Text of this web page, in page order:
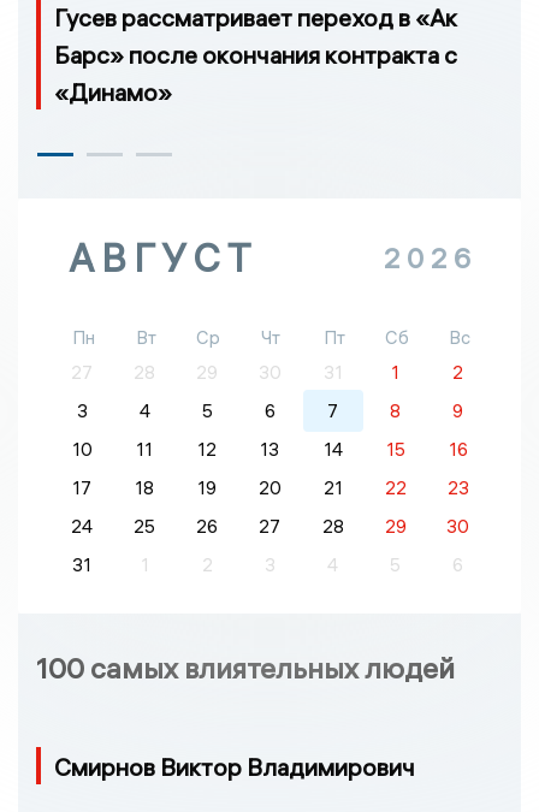
Гусев рассматривает переход в «Ак
Барс» после окончания контракта с
«Динамо»
АВГУСТ 2026
Пн Вт Ср Чт Пт Сб
Вс
27
28 29 30 31 1
2
3
4 5 6 7 8
9
10
11 12 13 14 15
16
17
18 19 20 21 22
23
24
25 26 27 28 29
30
31
1 2 3 4 5 6
100 самых влиятельных людей
Смирнов Виктор Владимирович